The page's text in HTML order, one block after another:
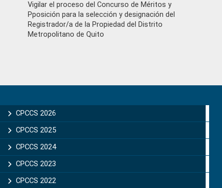
Vigilar el proceso del Concurso de Méritos y
Pposición para la selección y designación del
Registrador/a de la Propiedad del Distrito
Metropolitano de Quito
Sidebar
CPCCS 2026
CPCCS 2025
CPCCS 2024
CPCCS 2023
CPCCS 2022